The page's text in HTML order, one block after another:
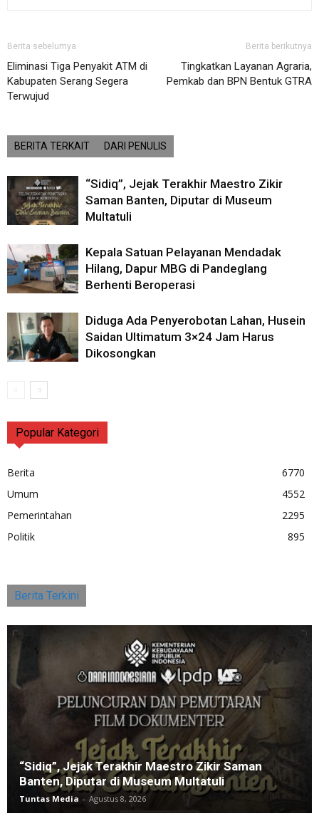
Berita sebelumya
Eliminasi Tiga Penyakit ATM di
Kabupaten Serang Segera
Terwujud
Berita berikutnya
Tingkatkan Layanan Agraria,
Pemkab dan BPN Bentuk GTRA
BERITA TERKAIT DARI PENULIS
“Sidiq”, Jejak Terakhir Maestro Zikir
Saman Banten, Diputar di Museum
Multatuli
Kepala Satuan Pelayanan Mendadak
Hilang, Dapur MBG di Pandeglang
Berhenti Beroperasi
Diduga Ada Penyerobotan Lahan, Husein
Saidan Ultimatum 3×24 Jam Harus
Dikosongkan
Popular Kategori
Berita
6770
Umum
4552
Pemerintahan
2295
Politik
895
Berita Terkini
“Sidiq”, Jejak Terakhir Maestro Zikir Saman
Banten, Diputar di Museum Multatuli
Tuntas Media - Agustus 8, 2026